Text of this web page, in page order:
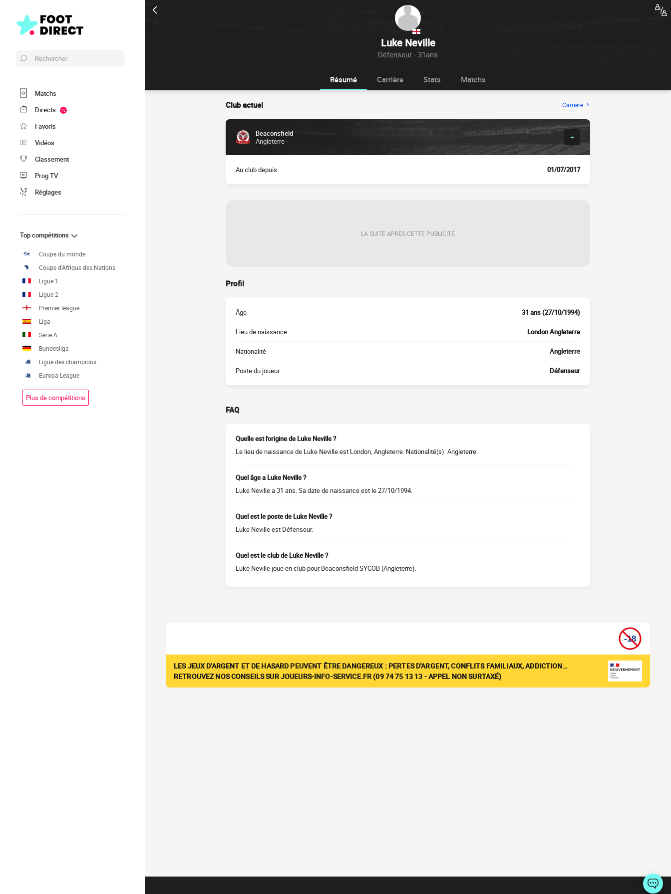
Luke Neville
Défenseur - 31ans
Rechercher
Matchs
Directs
13
Favoris
Vidéos
Classement
Prog TV
Réglages
Top compétitions
Coupe du monde
Coupe d'Afrique des Nations
Ligue 1
Ligue 2
Premier league
Liga
Serie A
Bundesliga
Ligue des champions
Europa League
Plus de compétitions
Résumé Carrière Stats Matchs
Club actuel Carrière
Beaconsfield
Angleterre -
-
Au club depuis 01/07/2017
LA SUITE APRÈS CETTE PUBLICITÉ
Profil
Âge 31 ans (27/10/1994)
Lieu de naissance London Angleterre
Nationalité Angleterre
Poste du joueur Défenseur
FAQ
Quelle est l'origine de Luke Neville ?
Le lieu de naissance de Luke Neville est London, Angleterre. Nationalité(s): Angleterre.
Quel âge a Luke Neville ?
Luke Neville a 31 ans. Sa date de naissance est le 27/10/1994.
Quel est le poste de Luke Neville ?
Luke Neville est Défenseur.
Quel est le club de Luke Neville ?
Luke Neville joue en club pour Beaconsfield SYCOB (Angleterre).
LES JEUX D'ARGENT ET DE HASARD PEUVENT ÊTRE DANGEREUX : PERTES D'ARGENT, CONFLITS FAMILIAUX, ADDICTION…
RETROUVEZ NOS CONSEILS SUR JOUEURS-INFO-SERVICE.FR (09 74 75 13 13 - APPEL NON SURTAXÉ)